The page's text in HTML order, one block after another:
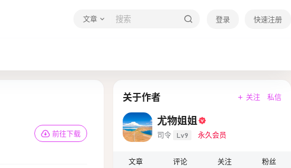
文章 登录 快速注册
前往下载
关于作者 关注 私信
尤物姐姐
司令 Lv9 永久会员
文章 评论 关注 粉丝